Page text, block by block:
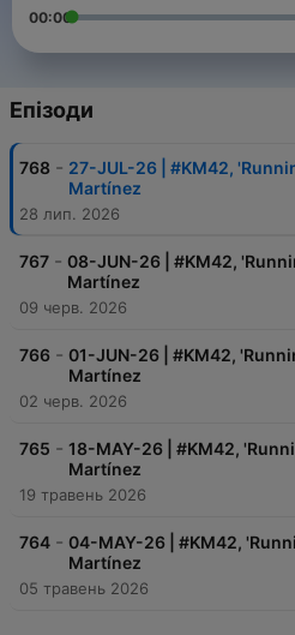
00:00
Епізоди
768 - 27-JUL-26 | #KM42,
Martínez
28 лип. 2026
767 - 08-JUN-26 | #KM42,
Martínez
09 черв. 2026
766 - 01-JUN-26 | #KM42,
Martínez
02 черв. 2026
765 - 18-MAY-26 | #KM42,
Martínez
19 травень 2026
764 - 04-MAY-26 | #KM42,
Martínez
05 травень 2026